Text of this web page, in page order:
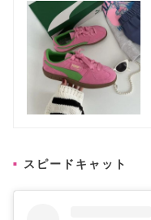
スピードキャット